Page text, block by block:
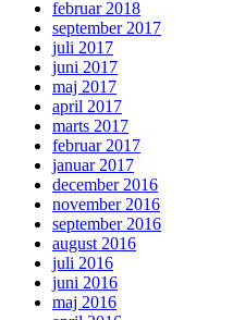
februar 2018
september 2017
juli 2017
juni 2017
maj 2017
april 2017
marts 2017
februar 2017
januar 2017
december 2016
november 2016
september 2016
august 2016
juli 2016
juni 2016
maj 2016